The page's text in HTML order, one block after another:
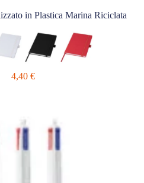
in Plastica Marina Riciclata
4,40 €